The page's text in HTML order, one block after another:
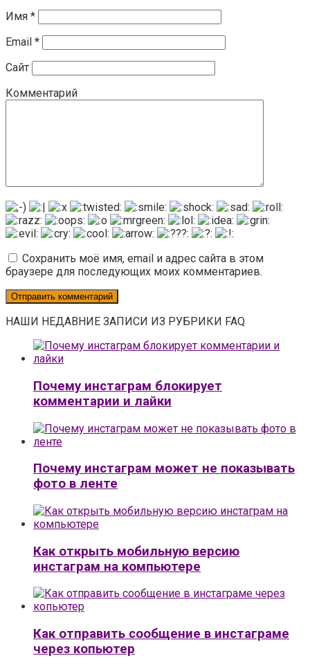
Имя *
Email *
Сайт
Комментарий
Сохранить моё имя, email и адрес сайта в этом
браузере для последующих моих комментариев.
НАШИ НЕДАВНИЕ ЗАПИСИ ИЗ РУБРИКИ FAQ
Почему инстаграм блокирует
комментарии и лайки
Почему инстаграм может не показывать
фото в ленте
Как открыть мобильную версию
инстаграм на компьютере
Как отправить сообщение в инстаграме
через копьютер